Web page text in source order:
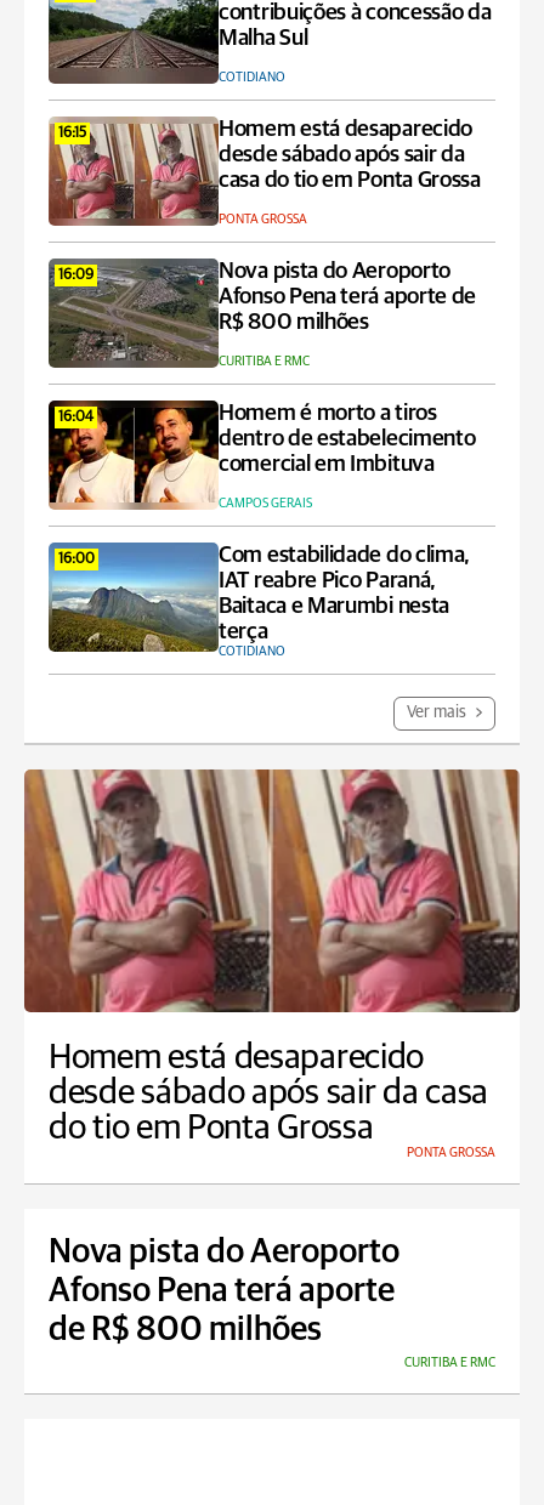
contribuições à concessão da
Malha Sul
COTIDIANO
16:15
Homem está desaparecido
desde sábado após sair da
casa do tio em Ponta Grossa
PONTA GROSSA
16:09
Nova pista do Aeroporto
Afonso Pena terá aporte de
R$ 800 milhões
CURITIBA E RMC
16:04
Homem é morto a tiros
dentro de estabelecimento
comercial em Imbituva
CAMPOS GERAIS
16:00
Com estabilidade do clima,
IAT reabre Pico Paraná,
Baitaca e Marumbi nesta
terça
COTIDIANO
Ver mais
Homem está desaparecido
desde sábado após sair da casa
do tio em Ponta Grossa
PONTA GROSSA
Nova pista do Aeroporto
Afonso Pena terá aporte
de R$ 800 milhões
CURITIBA E RMC